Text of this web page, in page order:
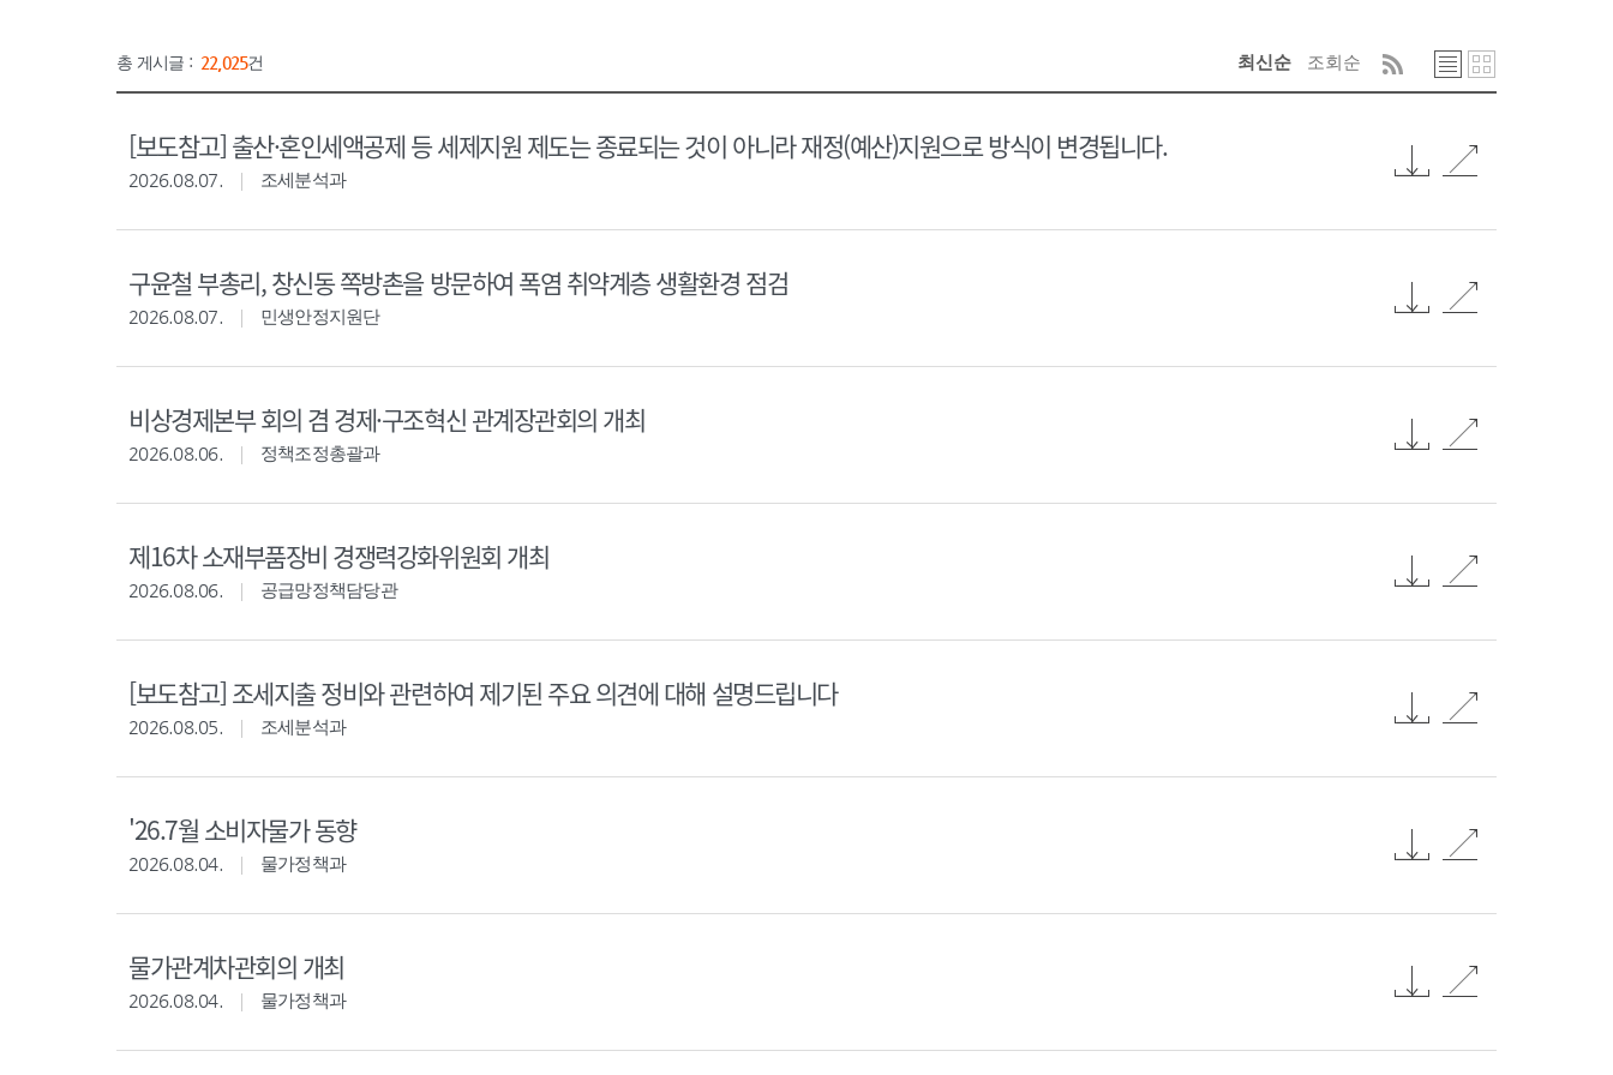
총 게시글 : 22,025건 최신순 조회순
[보도참고] 출산·혼인세액공제 등 세제지원 제도는 종료되는 것이 아니라 재정(예산)지원으로 방식이 변경됩니다.
2026.08.07. 조세분석과
구윤철 부총리, 창신동 쪽방촌을 방문하여 폭염 취약계층 생활환경 점검
2026.08.07. 민생안정지원단
비상경제본부 회의 겸 경제·구조혁신 관계장관회의 개최
2026.08.06. 정책조정총괄과
제16차 소재부품장비 경쟁력강화위원회 개최
2026.08.06. 공급망정책담당관
[보도참고] 조세지출 정비와 관련하여 제기된 주요 의견에 대해 설명드립니다
2026.08.05. 조세분석과
'26.7월 소비자물가 동향
2026.08.04. 물가정책과
물가관계차관회의 개최
2026.08.04. 물가정책과